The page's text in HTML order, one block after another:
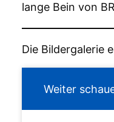
lange Bein von
Die Bildergalerie
Weiter